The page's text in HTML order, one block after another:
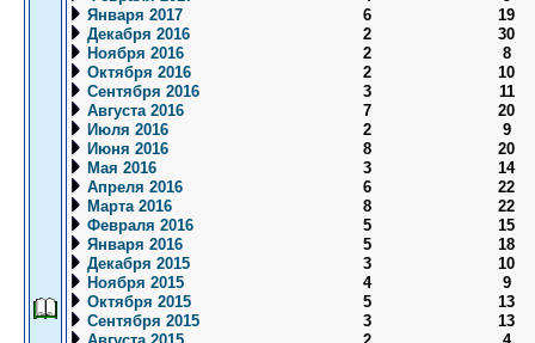
Января 2017
6
19
Декабря 2016
2
30
Ноября 2016
2
8
Октября 2016
2
10
Сентября 2016
3
11
Августа 2016
7
20
Июля 2016
2
9
Июня 2016
8
20
Мая 2016
3
14
Апреля 2016
6
22
Марта 2016
8
22
Февраля 2016
5
15
Января 2016
5
18
Декабря 2015
3
10
Ноября 2015
4
9
Октября 2015
5
13
Сентября 2015
3
13